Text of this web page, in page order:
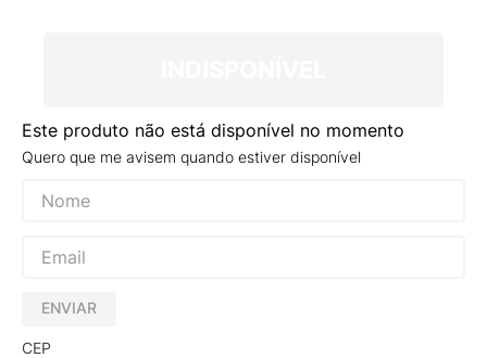
Este produto não está disponível no momento
Quero que me avisem quando estiver disponível
ENVIAR
CEP